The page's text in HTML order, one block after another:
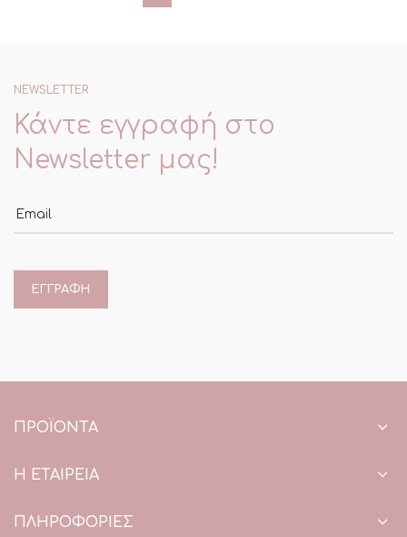
NEWSLETTER
Κάντε εγγραφή στο
Newsletter μας!
ΠΡΟΪΌΝΤΑ
Η ΕΤΑΙΡΕΙΑ
ΠΛΗΡΟΦΟΡΙΕΣ